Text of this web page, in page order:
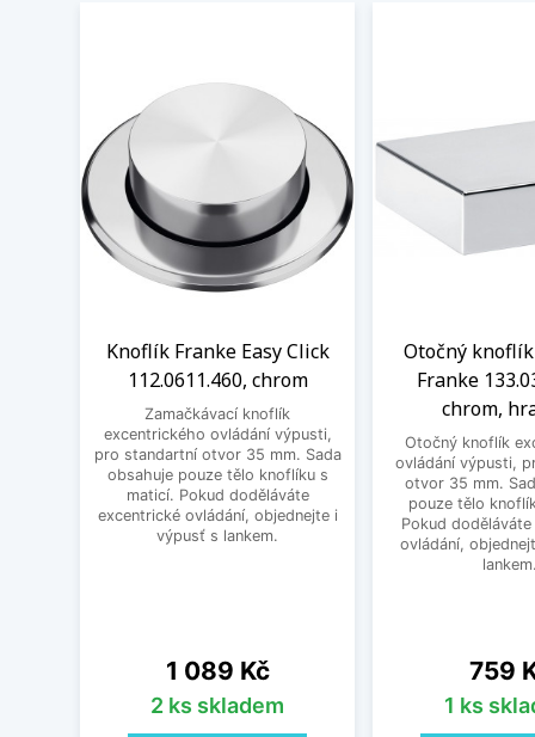
Knoflík Franke Easy Click
112.0611.460, chrom
Zamačkávací knoflík
excentrického ovládání výpusti,
pro standartní otvor 35 mm. Sada
obsahuje pouze tělo knoflíku s
maticí. Pokud doděláváte
excentrické ovládání, objednejte i
výpusť s lankem.
Cena
1 089 Kč
2 ks skladem
Otočný
Franke
chrom,
Otočný knoflík
ovládání výpusti,
otvor 35 mm.
pouze tělo
Pokud
ovládání,
lankem.
Cena
759
1 ks